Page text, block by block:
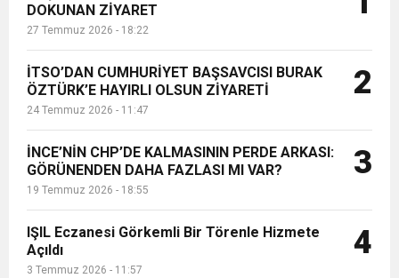
ve Onur Nişanesidir
6:19 HBB BAŞKANI ÖNTÜRK’ÜN
CUMHURİYET BAYRAMI MESAJI
17:36 KURUMLAR VERGİSİ ERTELENDİ
1:00 İTSO İŞ-KUR SGK TOPLANTI
21:40 CEYLANDERE’DE BAŞKAN EMRAH
18:22
DOKUNAN ZİYARET
27 Temmuz 2026 - 18:22
İTSO’DAN CUMHURİYET BAŞSAVCISI BURAK
ÖZTÜRK’E HAYIRLI OLSUN ZİYARETİ
24 Temmuz 2026 - 11:47
2
İNCE’NİN CHP’DE KALMASININ PERDE ARKASI:
GÖRÜNENDEN DAHA FAZLASI MI VAR?
19 Temmuz 2026 - 18:55
3
IŞIL Eczanesi Görkemli Bir Törenle Hizmete
Açıldı
3 Temmuz 2026 - 11:57
4